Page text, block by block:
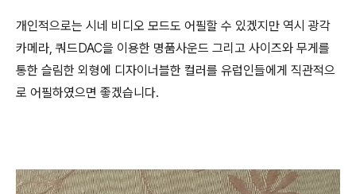
개인적으로는 시네 비디오 모드도 어필할 수 있겠지만 역시 광각
카메라, 쿼드DAC을 이용한 명품사운드 그리고 사이즈와 무게를
통한 슬림한 외형에 디자이너블한 컬러를 유럽인들에게 직관적으
로 어필하였으면 좋겠습니다.